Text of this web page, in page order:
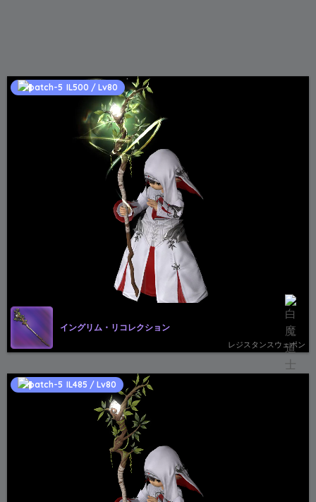
イングリム・リコレクション
レジスタンスウェポン
IL500 / Lv80
IL485 / Lv80